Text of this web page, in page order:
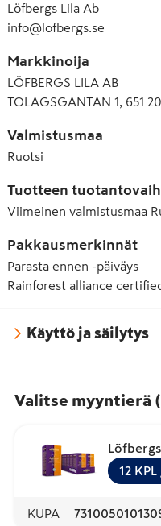
Löfbergs Lila Ab
info@lofbergs.se
Markkinoija
LÖFBERGS LILA AB
TOLAGSGANTAN 1, 651
Valmistusmaa
Ruotsi
Tuotteen
Viimeinen valmistusmaa
Pakkausmerkinnät
Parasta ennen -päiväys
Rainforest alliance
Käyttö ja säilytys
Valitse myyntierä (
12 KPL
KUPA